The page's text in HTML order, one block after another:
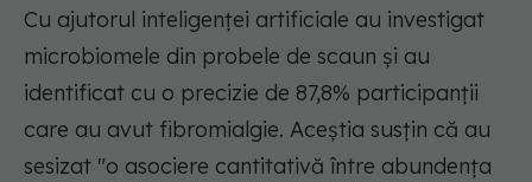
Cu ajutorul inteligenței artificiale au investigat
microbiomele din probele de scaun și au
identificat cu o precizie de 87,8% participanții
care au avut fibromialgie. Aceștia susțin că au
sesizat "o asociere cantitativă între abundența